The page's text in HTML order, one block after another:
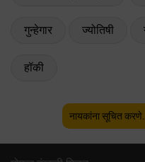
गुन्हेगार ज्योतिषी
हॉकी
नायकांना सूचित करणे.